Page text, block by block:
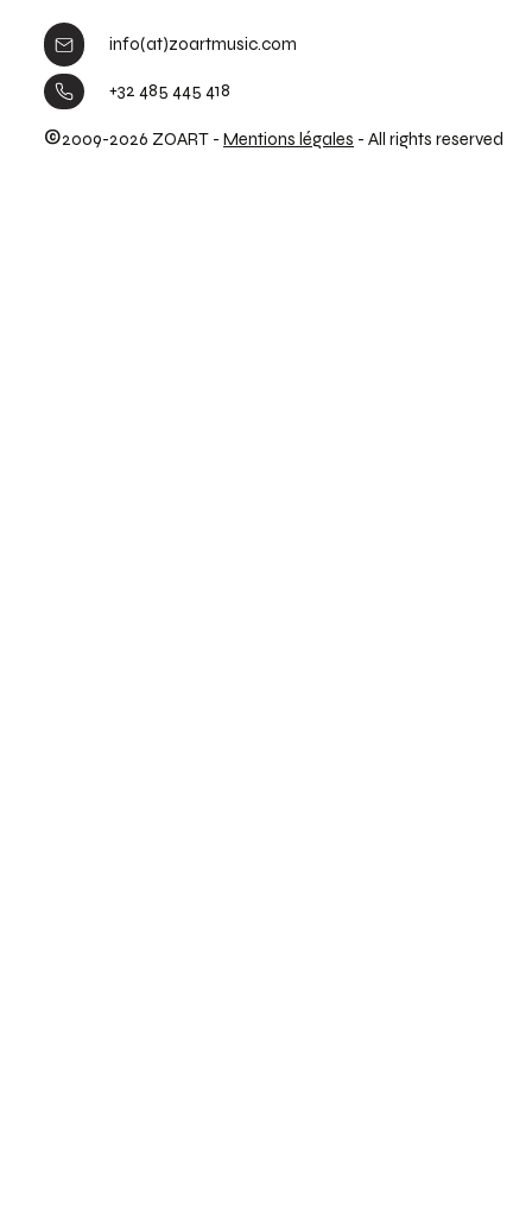
info(at)zoartmusic.com
+32 485 445 418
©2009-2026 ZOART - Mentions légales - All rights reserved